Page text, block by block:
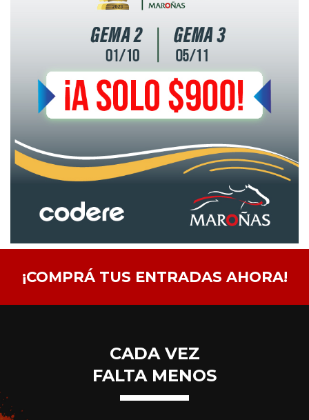
¡COMPRÁ TUS ENTRADAS AHORA!
CADA VEZ
FALTA MENOS